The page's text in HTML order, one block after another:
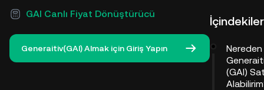
GAI Canlı Fiyat Dönüştürücü
Generaitiv(GAI) Almak için Giriş Yapın
İçindekiler
Nereden
(GAI)